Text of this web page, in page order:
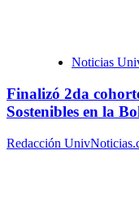
Noticias
Finalizó 2da
Sostenibles en la
Redacción